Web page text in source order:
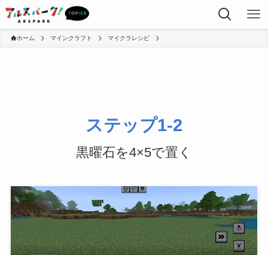
ホーム マインクラフト マイクラレシピ
ステップ1-2
黒曜石を4×5で置く